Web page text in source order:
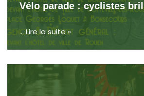
Vélo parade : cyclistes
… Lire la suite »